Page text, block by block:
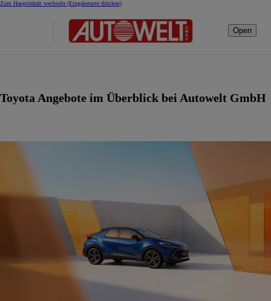
Zum Hauptinhalt wechseln (Eingabetaste drücken)
Open
Toyota Angebote im Überblick bei Autowelt GmbH